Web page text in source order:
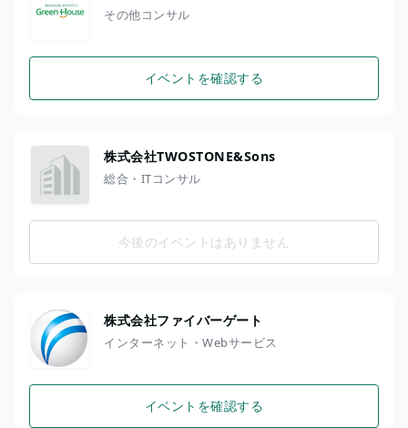
その他コンサル
イベントを確認する
株式会社TWOSTONE&Sons
総合・ITコンサル
今後のイベントはありません
株式会社ファイバーゲート
インターネット・Webサービス
イベントを確認する